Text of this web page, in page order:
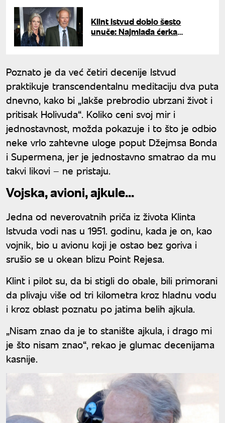
Klint Istvud dobio šesto
unuče: Najmlađa ćerka
Poznato je da već četiri decenije Istvud
praktikuje transcendentalnu meditaciju dva puta
dnevno, kako bi „lakše prebrodio ubrzani život i
pritisak Holivuda“. Koliko ceni svoj mir i
jednostavnost, možda pokazuje i to što je odbio
neke vrlo zahtevne uloge poput Džejmsa Bonda
i Supermena, jer je jednostavno smatrao da mu
takvi likovi – ne pristaju.
Vojska, avioni, ajkule...
Jedna od neverovatnih priča iz života Klinta
Istvuda vodi nas u 1951. godinu, kada je on, kao
vojnik, bio u avionu koji je ostao bez goriva i
srušio se u okean blizu Point Rejesa.
Klint i pilot su, da bi stigli do obale, bili primorani
da plivaju više od tri kilometra kroz hladnu vodu
i kroz oblast poznatu po jatima belih ajkula.
„Nisam znao da je to stanište ajkula, i drago mi
je što nisam znao“, rekao je glumac decenijama
kasnije.